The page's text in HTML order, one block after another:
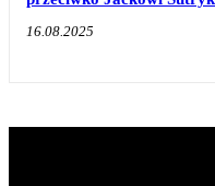
16.08.2025